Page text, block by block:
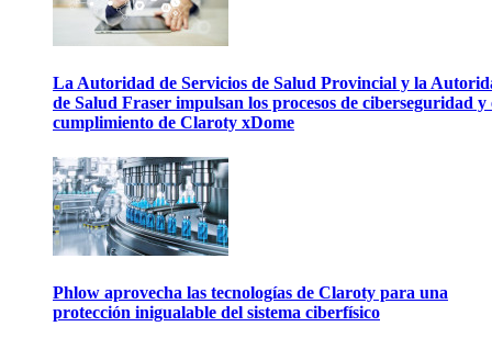
La Autoridad de Servicios de Salud Provincial y la
de Salud Fraser impulsan los procesos de ciberseguridad y
cumplimiento de Claroty xDome
Phlow aprovecha las tecnologías de Claroty para una
protección inigualable del sistema ciberfísico